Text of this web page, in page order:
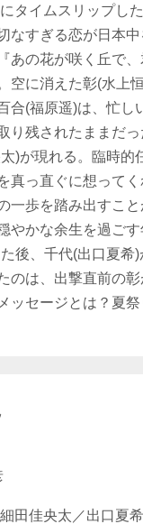
タイムスリップし
なすぎる恋が日本
あの花が咲く丘で
空に消えた彰(水上
合(福原遥)は、忙
り残されたままだ
)が現れる。臨時的
真っ直ぐに想って
一歩を踏み出すこ
やかな余生を過ご
後、千代(出口夏
のは、出撃直前の
ッセージとは？夏
田佳央太／出口夏